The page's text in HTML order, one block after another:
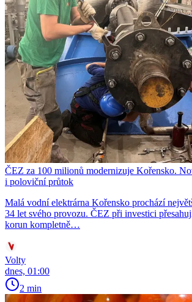
ČEZ za 100 milionů modernizuje Kořensko.
i poloviční průtok
Malá vodní elektrárna Kořensko prochází
34 let svého provozu. ČEZ při investici
korun kompletně…
Volty
dnes, 01:00
2 min